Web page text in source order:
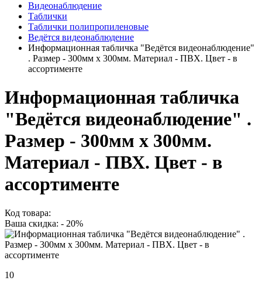
Видеонаблюдение
Таблички
Таблички полипропиленовые
Ведётся видеонаблюдение
Информационная табличка "Ведётся видеонаблюдение"
. Размер - 300мм х 300мм. Материал - ПВХ. Цвет - в
ассортименте
Информационная табличка
"Ведётся видеонаблюдение" .
Размер - 300мм х 300мм.
Материал - ПВХ. Цвет - в
ассортименте
Код товара:
Ваша скидка: - 20%
10